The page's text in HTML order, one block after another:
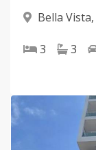
Bella Vista,
3 3